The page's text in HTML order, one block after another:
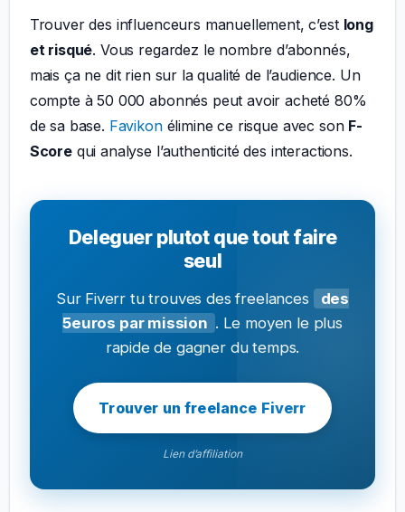
Trouver des influenceurs manuellement, c’est long
et risqué. Vous regardez le nombre d’abonnés,
mais ça ne dit rien sur la qualité de l’audience. Un
compte à 50 000 abonnés peut avoir acheté 80%
de sa base. Favikonélimine ce risque avec son F-
Scorequi analyse l’authenticité des interactions.
Deleguer plutot que tout faire
seul
Sur Fiverr tu trouves des freelances
des
5euros par mission . Le moyen le plus
rapide de gagner du temps.
Trouver un freelance Fiverr
Lien d’affiliation